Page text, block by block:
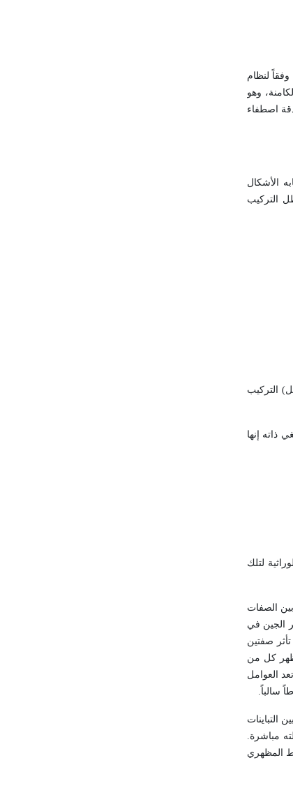
وفقاً لنظام
وهو
اصطفاء
الأشكال
التركيب
التركيب
ذاته إنها
لتلك
الصفات
الجين في
صفتين
مظهر كل من
العوامل
سالباً.
التباينات
مباشرة.
المظهري